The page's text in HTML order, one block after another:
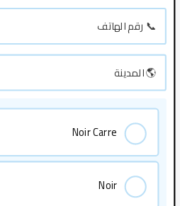
Noir Carre
Noir